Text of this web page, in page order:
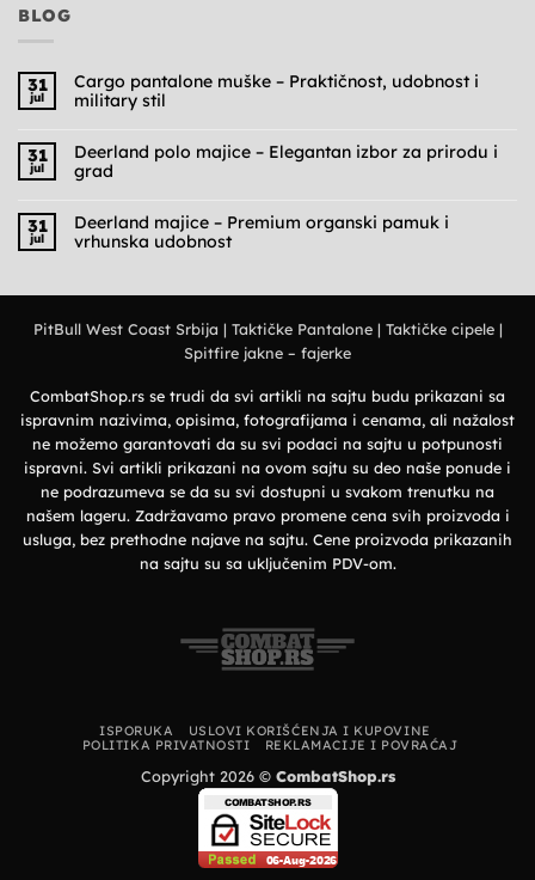
BLOG
31
jul
Cargo pantalone muške – Praktičnost, udobnost i
military stil
na
Cargo
pantalone
muške
Praktičnost,
udobnost
i
military
31
jul
Deerland polo majice – Elegantan izbor za prirodu i
grad
na
Deerland
polo
izbor
prirodu
i
31
jul
Deerland majice – Premium organski pamuk i
vrhunska udobnost
–
vrhunska
udobnost
PitBull West Coast Srbija | Taktičke Pantalone| Taktičke cipele|
Spitfire jakne – fajerke
CombatShop.rs se trudi da svi artikli na sajtu budu prikazani sa
ispravnim nazivima, opisima, fotografijama i cenama, ali nažalost
ne možemo garantovati da su svi podaci na sajtu u potpunosti
ispravni. Svi artikli prikazani na ovom sajtu su deo naše ponude i
ne podrazumeva se da su svi dostupni u svakom trenutku na
našem lageru. Zadržavamo pravo promene cena svih proizvoda i
usluga, bez prethodne najave na sajtu. Cene proizvoda prikazanih
na sajtu su sa uključenim PDV-om.
ISPORUKA
USLOVI KORIŠĆENJA I KUPOVINE
POLITIKA PRIVATNOSTI
REKLAMACIJE I POVRAĆAJ
Copyright 2026 © CombatShop.rs